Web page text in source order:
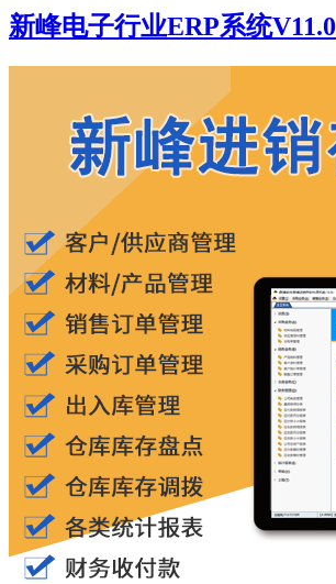
新峰电子行业ERP系统V11.0